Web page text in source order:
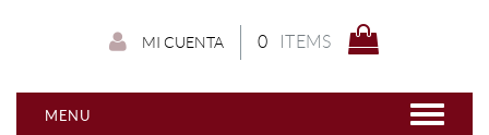
0 ITEMS
MI CUENTA
MENU